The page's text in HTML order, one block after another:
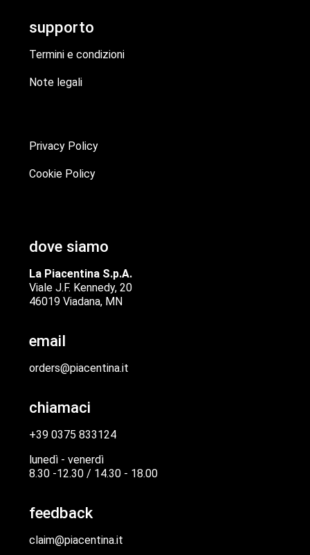
supporto
Termini e condizioni
Note legali
Privacy Policy
Cookie Policy
dove siamo
La Piacentina S.p.A.
Viale J.F. Kennedy, 20
46019 Viadana, MN
email
orders@piacentina.it
chiamaci
+39 0375 833124
lunedì - venerdì
8.30 -12.30 / 14.30 - 18.00
feedback
claim@piacentina.it